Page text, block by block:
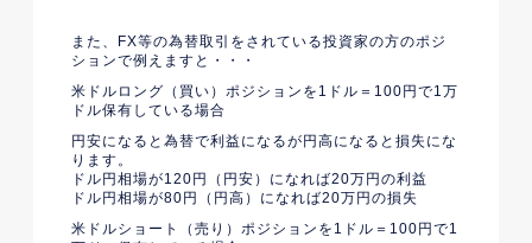
また、FX等の為替取引をされている投資家の方のポジ
ションで例えますと・・・
米ドルロング（買い） ポジションを1ドル＝100円で1万
ドル保有している場合
円安になると為替で利益になるが円高になると損失にな
ります。
ドル円相場が120円（円安）になれば20万円の利益
ドル円相場が80円（円高）になれば20万円の損失
米ドルショート（売り） ポジションを1ドル＝100円で1